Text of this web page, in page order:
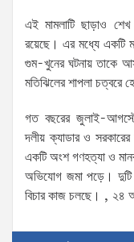
এই মামলাটি ছাড়াও শেখ
রয়েছে। এর মধ্যে একটি
গুম-খুনের ঘটনায় তাকে
মতিঝিলের শাপলা চত্বরে
গত বছরের জুলাই-
দলীয় ক্যাডার ও
একটি অংশ গণহত্যা ও
অভিযোগ জমা পড়ে। দুটি
বিচার কাজ চলছে। ,